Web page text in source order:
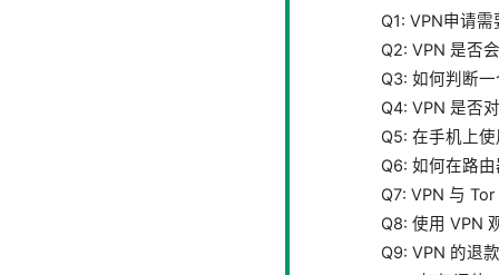
Q1: VPN申请
Q2: VPN 是否
Q3: 如何判断
Q4: VPN 是否
Q5: 在手机上
Q6: 如何在路
Q7: VPN 与
Q8: 使用 VPN
Q9: VPN 的退